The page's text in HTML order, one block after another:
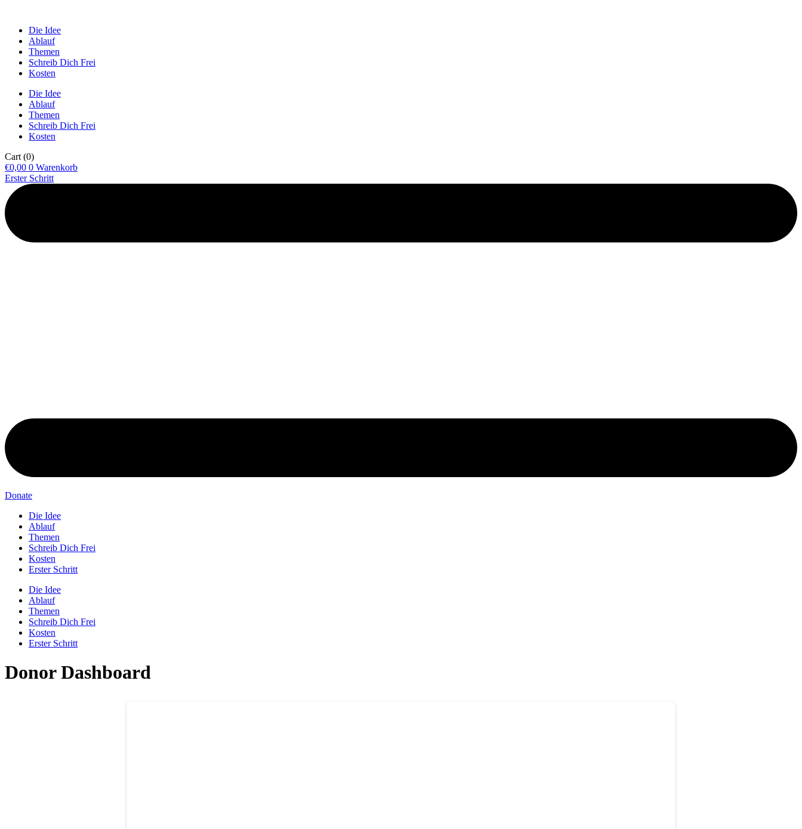
Die Idee
Ablauf
Themen
Schreib Dich Frei
Kosten
Die Idee
Ablauf
Themen
Schreib Dich Frei
Kosten
Cart (0)
€0,00 0 Warenkorb
Erster Schritt
Donate
Die Idee
Ablauf
Themen
Schreib Dich Frei
Kosten
Erster Schritt
Die Idee
Ablauf
Themen
Schreib Dich Frei
Kosten
Erster Schritt
Donor Dashboard